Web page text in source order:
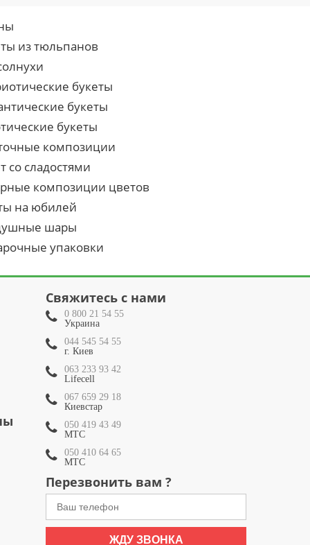
из тюльпанов
букеты
букеты
букеты
композиции
со сладостями
композиции цветов
на юбилей
шары
упаковки
Свяжитесь с нами
0 800 21 54 55
Украина
044 545 54 55
г. Киев
063 233 93 42
Lifecell
067 659 29 18
Киевстар
050 419 43 49
МТС
050 410 64 65
МТС
Перезвонить вам ?
ЖДУ ЗВОНКА